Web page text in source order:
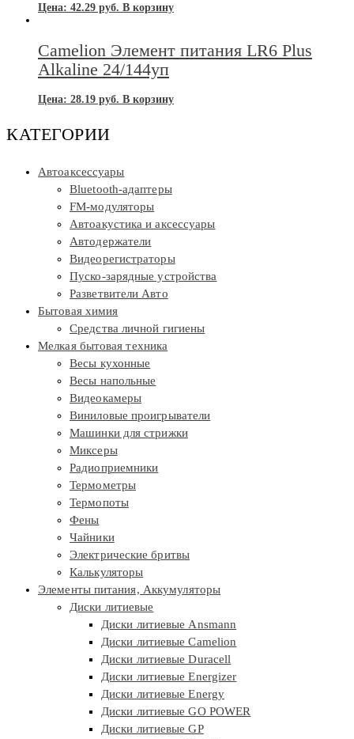
Цена: 42.29 руб. В корзину
Camelion Элемент питания LR6 Plus
Alkaline 24/144уп
Цена: 28.19 руб. В корзину
КАТЕГОРИИ
Автоаксессуары
Bluetooth-адаптеры
FM-модуляторы
Автоакустика и аксессуары
Автодержатели
Видеорегистраторы
Пуско-зарядные устройства
Разветвители Авто
Бытовая химия
Средства личной гигиены
Мелкая бытовая техника
Весы кухонные
Весы напольные
Видеокамеры
Виниловые проигрыватели
Машинки для стрижки
Миксеры
Радиоприемники
Термометры
Термопоты
Фены
Чайники
Электрические бритвы
Калькуляторы
Элементы питания, Аккумуляторы
Диски литиевые
Диски литиевые Ansmann
Диски литиевые Camelion
Диски литиевые Duracell
Диски литиевые Energizer
Диски литиевые Energy
Диски литиевые GO POWER
Диски литиевые GP